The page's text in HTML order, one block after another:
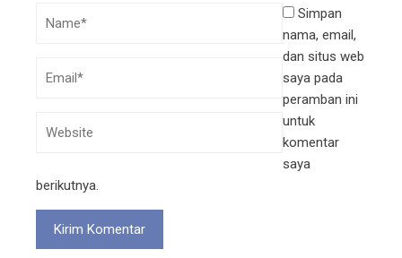
Simpan
nama, email,
dan situs web
saya pada
peramban ini
untuk
komentar
saya
berikutnya.